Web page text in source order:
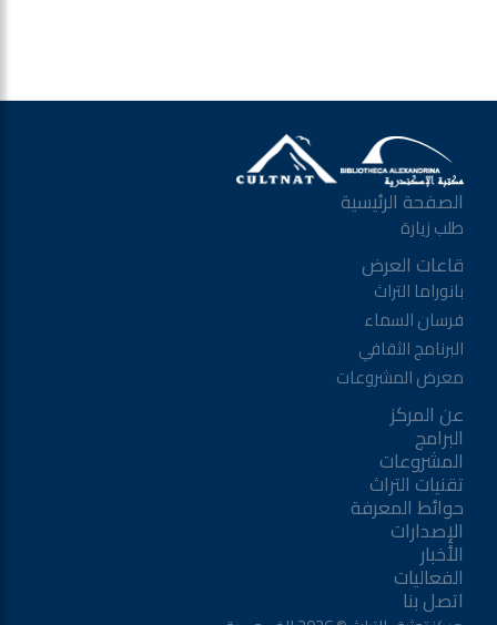
الصفحة الرئيسية
طلب زيارة
قاعات العرض
بانوراما التراث
فرسان السماء
البرنامج الثقافي
معرض المشروعات
عن المركز
البرامج
المشروعات
تقنيات التراث
حوائط المعرفة
الإصدارات
الأخبار
الفعاليات
اتصل بنا